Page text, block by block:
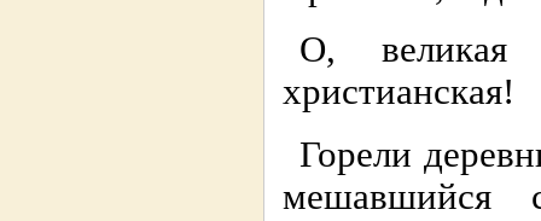
О, великая
христианская!
Горели
мешавшийся